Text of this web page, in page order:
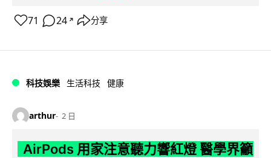
71 24 ↗ 分享
科技娛樂 生活科技 健康
arthur 2 日
AirPods 用家注意聽力響紅燈 醫學界籲